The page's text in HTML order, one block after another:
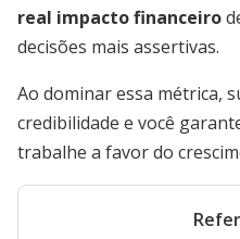
real impacto financeiro
decisões mais assertivas.
Ao dominar essa métrica,
credibilidade e você
trabalhe a favor do